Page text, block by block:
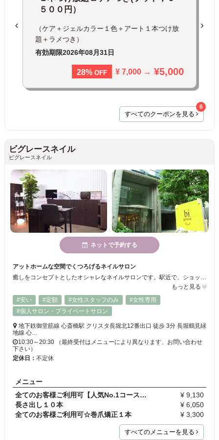
５００円）
（ケア＋ジェルカラー１色＋アート１本つけ放
題＋ラメつき）
有効期限2026年08月31日
28% OFF ¥ 7,000 → ¥5,000
すべてのクーポンを見る
6
ビグレースネイル
ビグレースネイル
ネットで予約する
アットホームな空間でくつろげるネイルサロン
癒しをコンセプトとしたオシャレなネイルサロンです。駅近で、ショッピングや仕事帰りにも便利です。カルジェルのディプロマやJNA１級を持った経験豊富なスタッフが揃い、何度もリピートして頂きたいので低価格で提供しております。
もっと見る
#安い
#定額 #女性スタッフのみ
#女性専用
#個人サロン・プライベートサロン
地下鉄御堂筋線 心斎橋駅 クリスタ長堀北12番出口 徒歩 3分 長堀鶴見緑
地線 心…
10:30～20:30 （最終受付はメニューにより異なります、お問い合わせ
下さい）
定休日： 不定休
メニュー
全てのお客様ご利用可【人気No.1コース】トレンドア…
¥ 9,130
長さ出し１０本
¥ 6,050
全てのお客様ご利用可☆巻爪矯正１本
¥ 3,300
すべてのメニューを見る